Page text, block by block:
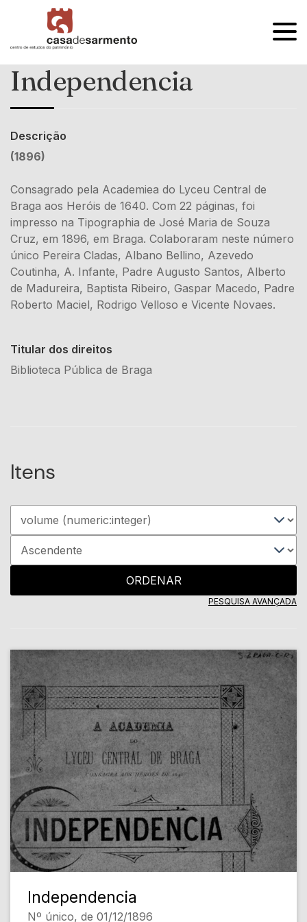
OPEN
Independencia
Descrição
(1896)
Consagrado pela Academiea do Lyceu Central de
Braga aos Heróis de 1640. Com 22 páginas, foi
impresso na Tipographia de José Maria de Souza
Cruz, em 1896, em Braga. Colaboraram neste número
único Pereira Cladas, Albano Bellino, Azevedo
Coutinha, A. Infante, Padre Augusto Santos, Alberto
de Madureira, Baptista Ribeiro, Gaspar Macedo, Padre
Roberto Maciel, Rodrigo Velloso e Vicente Novaes.
Titular dos direitos
Biblioteca Pública de Braga
Itens
ORDENAR
PESQUISA AVANÇADA
Independencia
Nº único, de 01/12/1896